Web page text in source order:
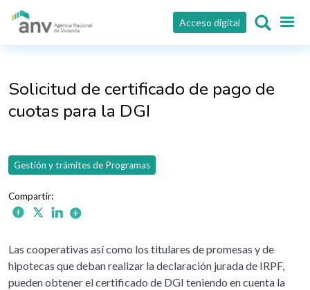
Pasar al contenido principal
Acceso digital
Solicitud de certificado de pago de
cuotas para la DGI
Gestión y trámites de Programas
Las cooperativas así como los titulares de promesas y de
hipotecas que deban realizar la declaración jurada de IRPF,
pueden obtener el certificado de DGI teniendo en cuenta la